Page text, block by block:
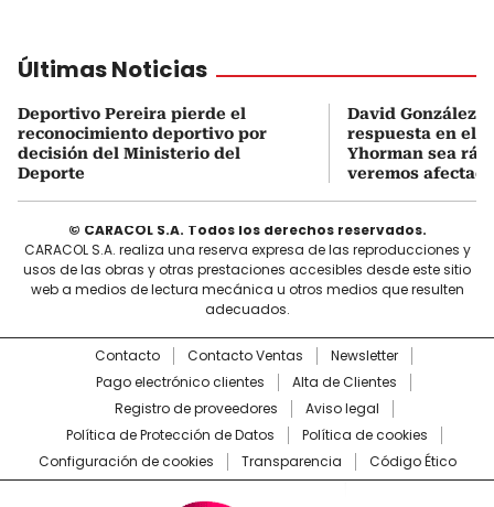
Últimas Noticias
Deportivo Pereira pierde el
reconocimiento deportivo por
decisión del Ministerio del
Deporte
David González
respuesta en el
Yhorman sea
veremos
© CARACOL S.A. Todos los derechos reservados.
CARACOL S.A. realiza una reserva expresa de las reproducciones y
usos de las obras y otras prestaciones accesibles desde este sitio
web a medios de lectura mecánica u otros medios que resulten
adecuados.
Contacto Contacto Ventas
Newsletter
Pago electrónico clientes
Alta de Clientes
Registro de proveedores
Aviso legal
Política de Protección de Datos
Política de cookies
Configuración de cookies
Transparencia Código Ético